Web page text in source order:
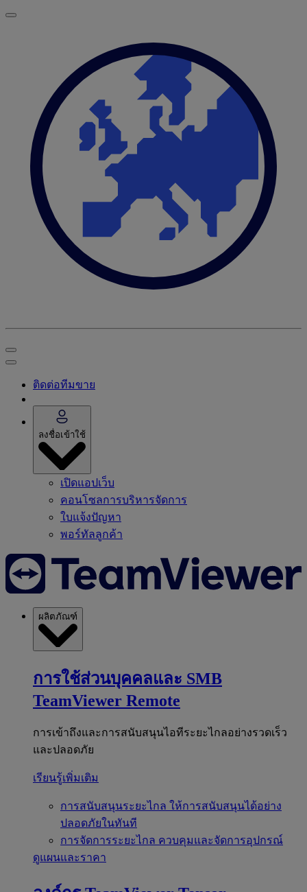
ติดต่อทีมขาย
ลงชื่อเข้าใช้
เปิดแอปเว็บ
คอนโซลการบริหารจัดการ
ใบแจ้งปัญหา
พอร์ทัลลูกค้า
ผลิตภัณฑ์
การใช้ส่วนบุคคลและ SMB
TeamViewer Remote
การเข้าถึงและการสนับสนุนไอทีระยะไกลอย่างรวดเร็ว
และปลอดภัย
เรียนรู้เพิ่มเติม
การสนับสนุนระยะไกล ให้การสนับสนุนได้อย่าง
ปลอดภัยในทันที
การจัดการระยะไกล ควบคุมและจัดการอุปกรณ์
ดูแผนและราคา